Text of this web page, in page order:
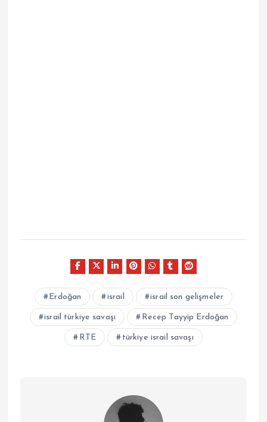
Erdoğan israil israil son gelişmeler
israil türkiye savaşı Recep Tayyip Erdoğan
RTE türkiye israil savaşı